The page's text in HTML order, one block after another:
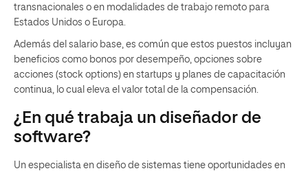
transnacionales o en modalidades de trabajo remoto para
Estados Unidos o Europa.
Además del salario base, es común que estos puestos incluyan
beneficios como bonos por desempeño, opciones sobre
acciones (stock options) en startups y planes de capacitación
continua, lo cual eleva el valor total de la compensación.
¿En qué trabaja un diseñador de
software?
Un especialista en diseño de sistemas tiene oportunidades en